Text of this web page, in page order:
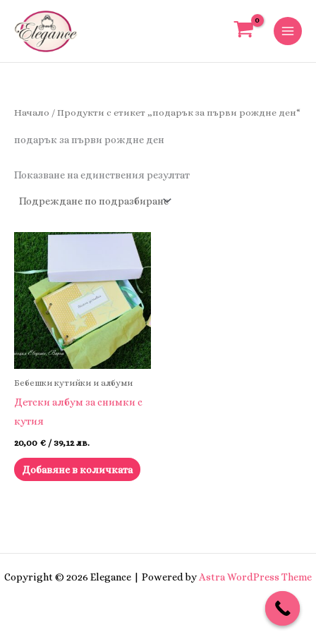
content
Начало / Продукти с етикет „подарък за първи рождне ден“
подарък за първи рождне ден
Показване на единствения резултат
Бебешки кутийки и албуми
Детски албум за снимки с
кутия
20,00 € / 39,12 лв.
Добавяне в количката
Copyright © 2026 Elegance | Powered byAstra WordPress Theme